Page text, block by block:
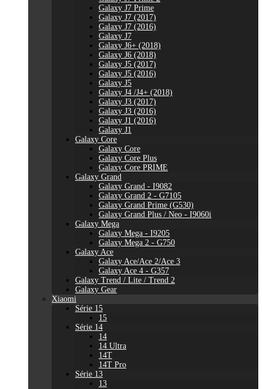
Galaxy J7 Prime
Galaxy J7 (2017)
Galaxy J7 (2016)
Galaxy J7
Galaxy J6+ (2018)
Galaxy J6 (2018)
Galaxy J5 (2017)
Galaxy J5 (2016)
Galaxy J5
Galaxy J4 /J4+ (2018)
Galaxy J3 (2017)
Galaxy J3 (2016)
Galaxy J1 (2016)
Galaxy J1
Galaxy Core
Galaxy Core
Galaxy Core Plus
Galaxy Core PRIME
Galaxy Grand
Galaxy Grand - I9082
Galaxy Grand 2 - G7105
Galaxy Grand Prime (G530)
Galaxy Grand Plus / Neo - I9060i
Galaxy Mega
Galaxy Mega - I9205
Galaxy Mega 2 - G750
Galaxy Ace
Galaxy Ace/Ace 2/Ace 3
Galaxy Ace 4 - G357
Galaxy Trend / Lite / Trend 2
Galaxy Gear
Xiaomi
Série 15
15
Série 14
14
14 Ultra
14T
14T Pro
Série 13
13